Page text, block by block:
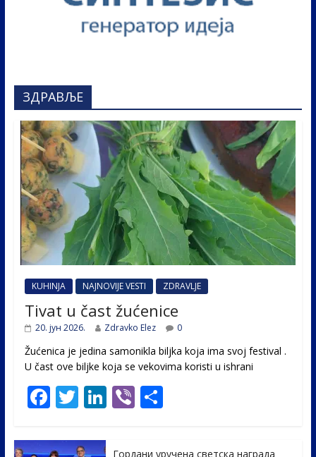
ЗДРАВЉЕ
KUHINJA NAJNOVIJE VESTI ZDRAVLJE
Tivat u čast žućenice
20. јун 2026. Zdravko Elez 0
Žućenica je jedina samonikla biljka koja ima svoj festival .
U čast ovе biljke koja se vekovima koristi u ishrani
F
e
T
itt
Li Vi S
Гордани уручена светска награда